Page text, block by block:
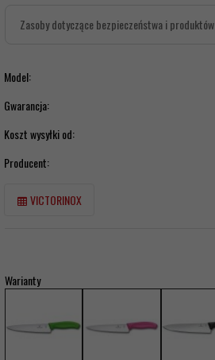
Zasoby dotyczące bezpieczeństwa i produktów
Model:
Gwarancja:
Koszt wysyłki od:
Producent:
VICTORINOX
Warianty